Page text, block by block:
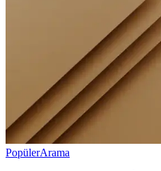
PopülerArama